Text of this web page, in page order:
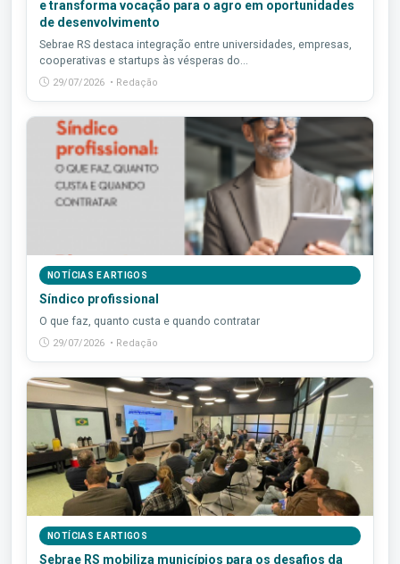
e transforma vocação para o agro em oportunidades
de desenvolvimento
Sebrae RS destaca integração entre universidades, empresas,
cooperativas e startups às vésperas do...
29/07/2026 • Redação
NOTÍCIAS E ARTIGOS
Síndico profissional
O que faz, quanto custa e quando contratar
29/07/2026 • Redação
NOTÍCIAS E ARTIGOS
Sebrae RS mobiliza municípios para os desafios da